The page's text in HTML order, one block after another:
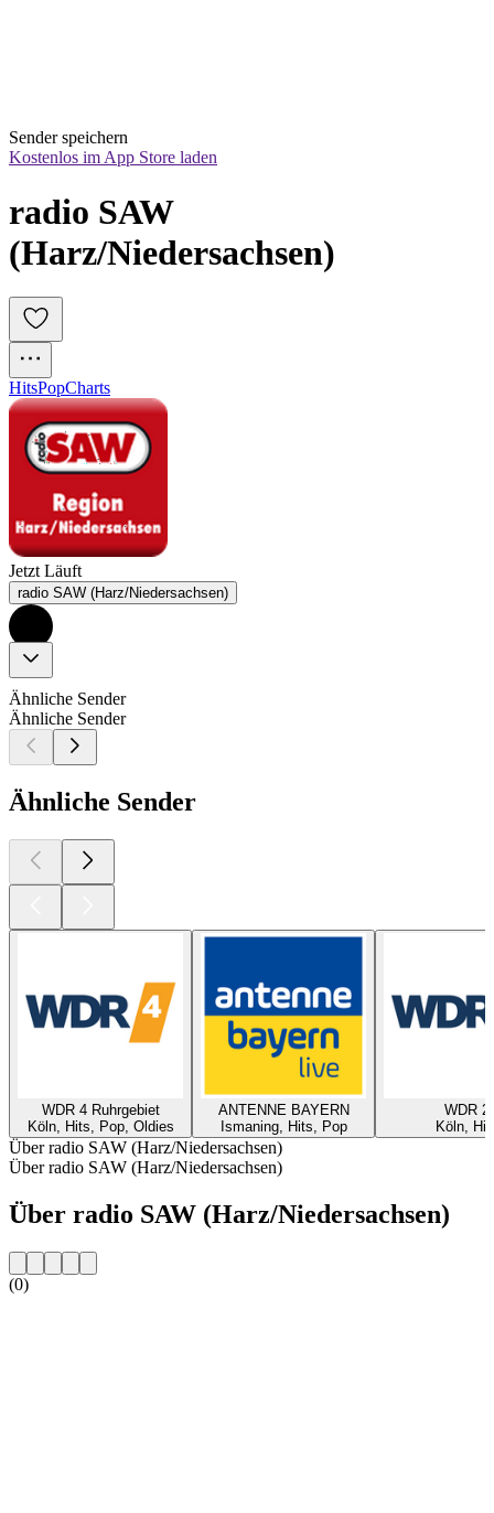
Sender speichern
Kostenlos im App Store laden
radio SAW
(Harz/Niedersachsen)
HitsPopCharts
Jetzt Läuft
radio SAW (Harz/Niedersachsen)
Ähnliche Sender
Ähnliche Sender
Ähnliche Sender
WDR 4 Ruhrgebiet
Köln, Hits, Pop, Oldies
ANTENNE BAYERN
Ismaning, Hits, Pop
WDR 2
Köln,
Über radio SAW (Harz/Niedersachsen)
Über radio SAW (Harz/Niedersachsen)
Über radio SAW (Harz/Niedersachsen)
(0)